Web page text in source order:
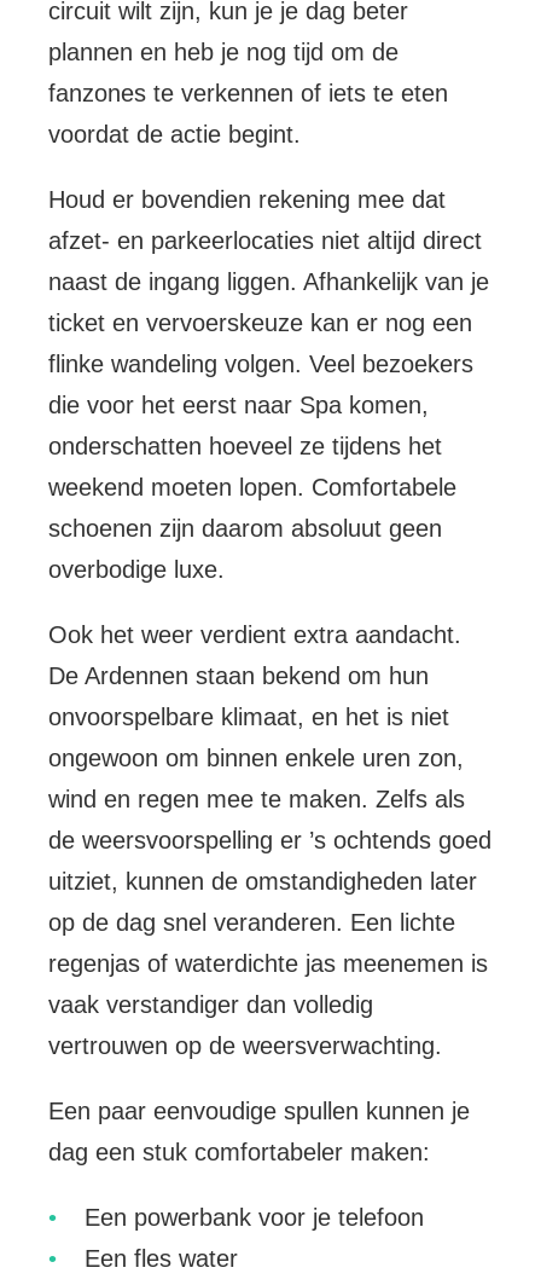
circuit wilt zijn, kun je je dag beter
plannen en heb je nog tijd om de
fanzones te verkennen of iets te eten
voordat de actie begint.
Houd er bovendien rekening mee dat
afzet- en parkeerlocaties niet altijd direct
naast de ingang liggen. Afhankelijk van je
ticket en vervoerskeuze kan er nog een
flinke wandeling volgen. Veel bezoekers
die voor het eerst naar Spa komen,
onderschatten hoeveel ze tijdens het
weekend moeten lopen. Comfortabele
schoenen zijn daarom absoluut geen
overbodige luxe.
Ook het weer verdient extra aandacht.
De Ardennen staan bekend om hun
onvoorspelbare klimaat, en het is niet
ongewoon om binnen enkele uren zon,
wind en regen mee te maken. Zelfs als
de weersvoorspelling er ’s ochtends goed
uitziet, kunnen de omstandigheden later
op de dag snel veranderen. Een lichte
regenjas of waterdichte jas meenemen is
vaak verstandiger dan volledig
vertrouwen op de weersverwachting.
Een paar eenvoudige spullen kunnen je
dag een stuk comfortabeler maken:
Een powerbank voor je telefoon
Een fles water